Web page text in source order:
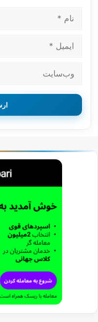
ایمیل
وب‌سایت